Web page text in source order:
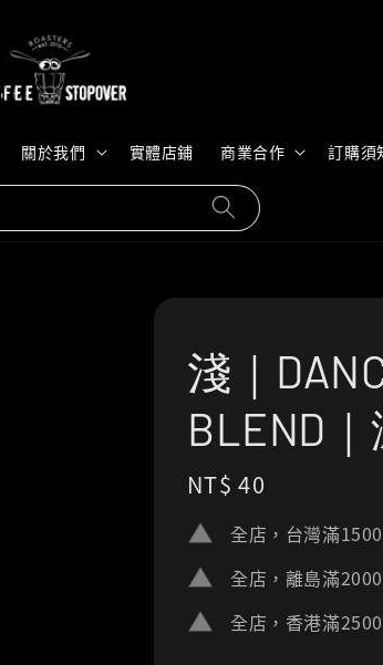
關於我們 實體店鋪 商業合作 訂購須
淺｜
BLEND
Regular
price
NT$ 40
全店，台灣滿
全店，離島滿
全店，香港滿